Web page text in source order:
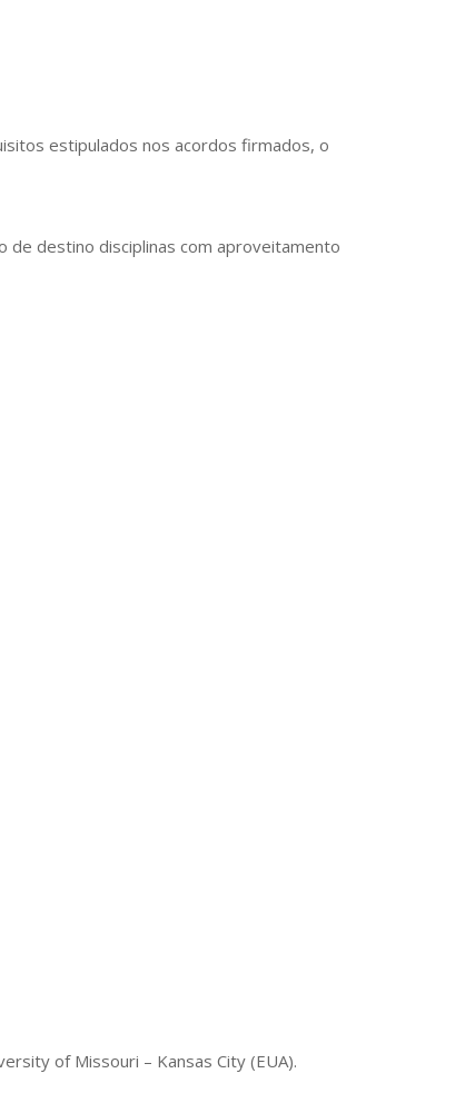
estipulados nos acordos firmados, o
de destino disciplinas com aproveitamento
of Missouri – Kansas City (EUA).